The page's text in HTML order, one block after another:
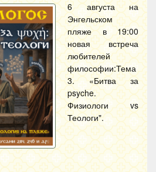
6 августа на
Энгельском
пляже в 19:00
новая встреча
любителей
философии:Тема
3. «Битва за
psyche.
Физиологи vs
Теологи".